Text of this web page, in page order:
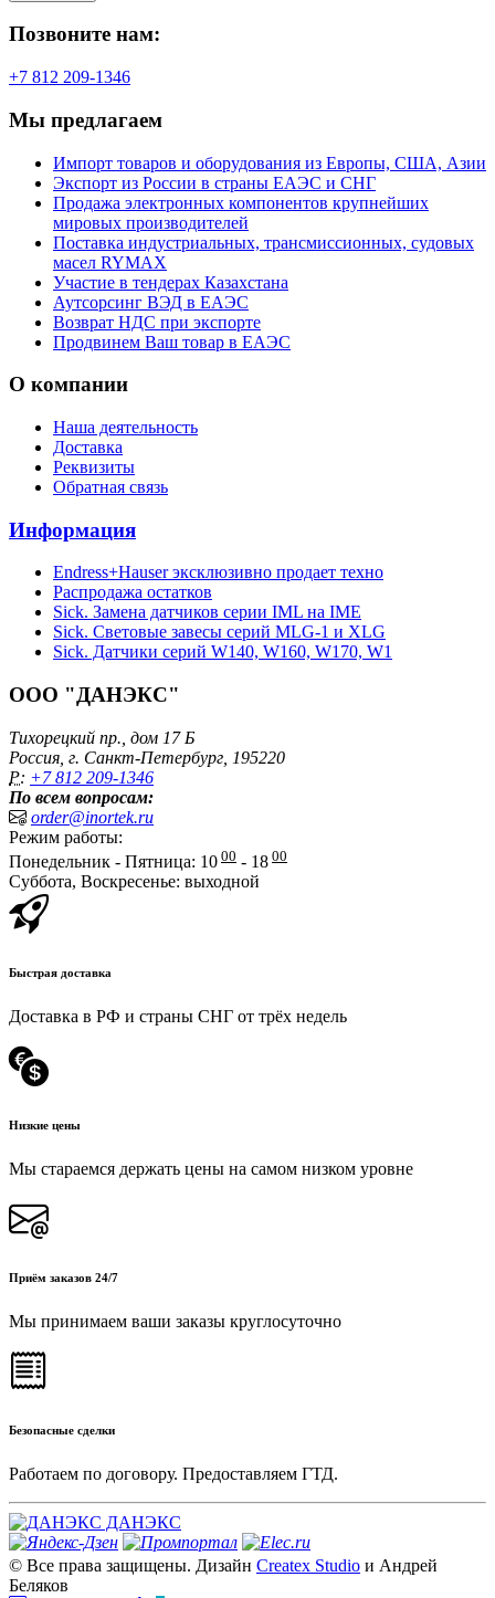
Позвоните нам:
+7 812 209-1346
Мы предлагаем
Импорт товаров и оборудования из Европы, США, Азии
Экспорт из России в страны ЕАЭС и СНГ
Продажа электронных компонентов крупнейших
мировых производителей
Поставка индустриальных, трансмиссионных, судовых
масел RYMAX
Участие в тендерах Казахстана
Аутсорсинг ВЭД в ЕАЭС
Возврат НДС при экспорте
Продвинем Ваш товар в ЕАЭС
О компании
Наша деятельность
Доставка
Реквизиты
Обратная связь
Информация
Endress+Hauser эксклюзивно продает техно
Распродажа остатков
Sick. Замена датчиков серии IML на IME
Sick. Световые завесы серий MLG-1 и XLG
Sick. Датчики серий W140, W160, W170, W1
ООО "ДАНЭКС"
Тихорецкий пр., дом 17 Б
Россия, г. Санкт-Петербург, 195220
P: +7 812 209-1346
По всем вопросам:
order@inortek.ru
Режим работы:
Понедельник - Пятница: 10 00 - 18 00
Суббота, Воскресенье: выходной
Быстрая доставка
Доставка в РФ и страны СНГ от трёх недель
Низкие цены
Мы стараемся держать цены на самом низком уровне
Приём заказов 24/7
Мы принимаем ваши заказы круглосуточно
Безопасные сделки
Работаем по договору. Предоставляем ГТД.
ДАНЭКС
© Все права защищены. Дизайн Createx Studio и Андрей
Беляков